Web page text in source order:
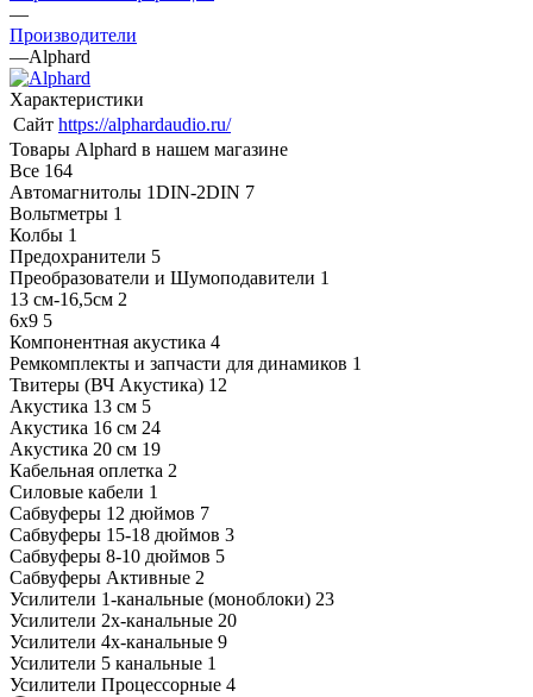
—
Производители
—Alphard
Характеристики
Сайт https://alphardaudio.ru/
Товары Alphard в нашем магазине
Все 164
Автомагнитолы 1DIN-2DIN 7
Вольтметры 1
Колбы 1
Предохранители 5
Преобразователи и Шумоподавители 1
13 см-16,5см 2
6х9 5
Компонентная акустика 4
Ремкомплекты и запчасти для динамиков 1
Твитеры (ВЧ Акустика) 12
Акустика 13 см 5
Акустика 16 см 24
Акустика 20 см 19
Кабельная оплетка 2
Силовые кабели 1
Сабвуферы 12 дюймов 7
Сабвуферы 15-18 дюймов 3
Сабвуферы 8-10 дюймов 5
Сабвуферы Активные 2
Усилители 1-канальные (моноблоки) 23
Усилители 2х-канальные 20
Усилители 4х-канальные 9
Усилители 5 канальные 1
Усилители Процессорные 4